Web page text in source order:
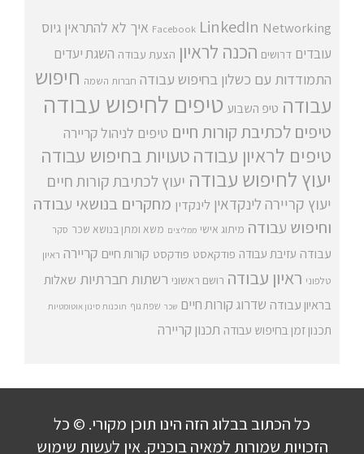
Facebook LinkedIn Networking איך לא להתראין גיוס
עובדים דרושים הכנה לראיון הצעת עבודה השגת יעדים
התמודדות עם כשלון בחיפוש עבודה חברות השמה חיפוש
עבודה טיפ השבוע טיפים לחיפוש עבודה
טיפים לכתיבת קורות חיים טיפים לניהול קריירה
טיפים לראיון עבודהטעויות בחיפוש עבודה
יעוץ לחיפוש עבודה יעוץ לכתיבת קורות חיים
יעוץ קריירה לינקדאין לינקדין מחקרים בנושאי עבודה
וחיפוש עבודה מיתוג אישי ממליצים משא ומתן בנושא שכר סקר
עבודה עזיבת עבודה פודקאסט פודקסט קורות חיים קריירה ראיון
טלפוני ראיון עבודה רושם ראשוני רשתות חברתיות שאלות
בראיון עבודה שדרוג קורות חיים שכר שפת גוף תוכנות סינון אוטומטיות
תכנון זמן בחיפוש עבודה תכנון קריירה
כל הכתוב בבלוג הזה הינו תוכן מקורי. © כל
הזכויות שמורות למאיה בוכניק. אין לעשות שימוש